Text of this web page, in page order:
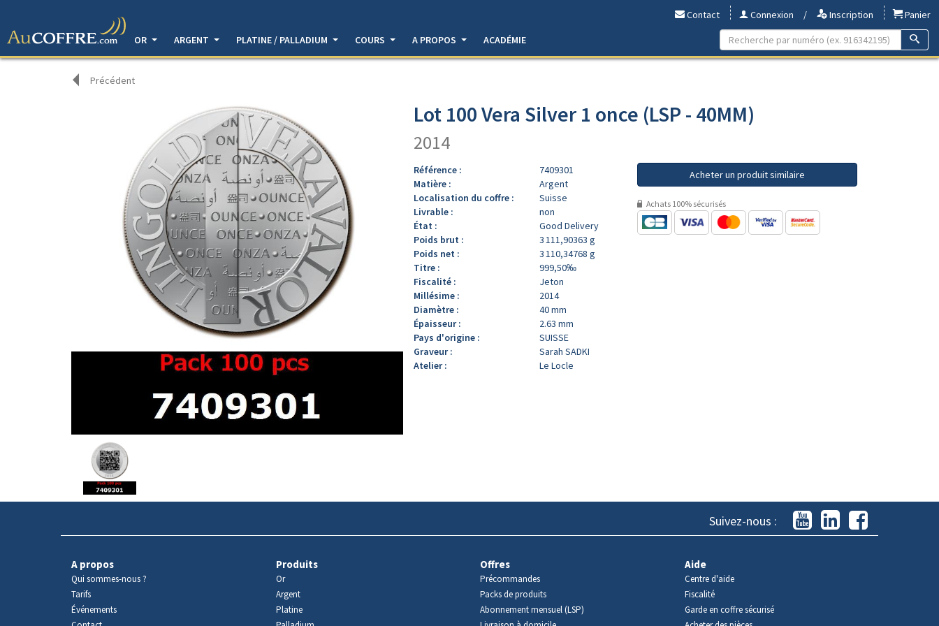
Contact Connexion / Inscription
Panier
OR
ARGENT PLATINE / PALLADIUM COURS A PROPOS ACADÉMIE
Précédent
produit
Lot 100 Vera Silver 1 once (LSP - 40MM)
2014
Référence :
7409301
Matière :
Argent
Localisation du coffre :
Suisse
Livrable :
non
État :
Good Delivery
Poids brut :
3 111,90363 g
Poids net :
3 110,34768 g
Titre :
999,50‰
Fiscalité :
Jeton
Millésime :
2014
Diamètre :
40 mm
Épaisseur :
2.63 mm
Pays d'origine :
SUISSE
Graveur :
Sarah SADKI
Atelier :
Le Locle
Acheter un produit similaire
Achats 100% sécurisés
Suivez-nous :
A propos
Qui sommes-nous ?
Tarifs
Événements
Produits
Or
Argent
Platine
Offres
Précommandes
Packs de produits
Abonnement mensuel (LSP)
Aide
Centre d'aide
Fiscalité
Garde en coffre sécurisé